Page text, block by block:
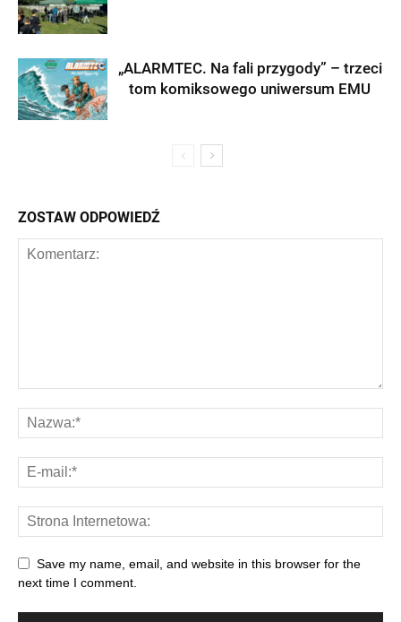
„ALARMTEC. Na fali przygody” – trzeci
tom komiksowego uniwersum EMU
ZOSTAW ODPOWIEDŹ
Save my name, email, and website in this browser for the
next time I comment.